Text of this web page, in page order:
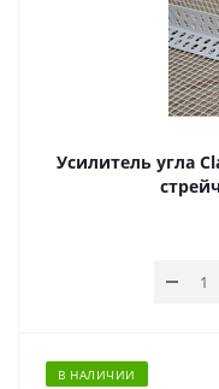
Усилитель угла
В НАЛИЧИИ